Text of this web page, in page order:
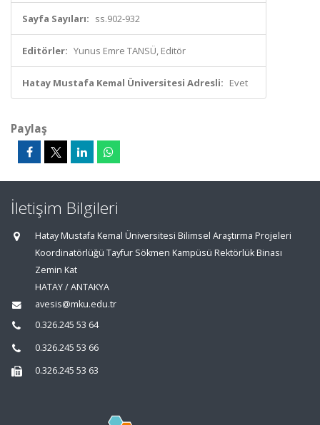
Sayfa Sayıları: ss.902-932
Editörler: Yunus Emre TANSÜ, Editör
Hatay Mustafa Kemal Üniversitesi Adresli: Evet
Paylaş
İletişim Bilgileri
Hatay Mustafa Kemal Üniversitesi Bilimsel Araştırma Projeleri
Koordinatörlüğü Tayfur Sökmen Kampüsü Rektörlük Binası
Zemin Kat
HATAY / ANTAKYA
avesis@mku.edu.tr
0.326.245 53 64
0.326.245 53 66
0.326.245 53 63